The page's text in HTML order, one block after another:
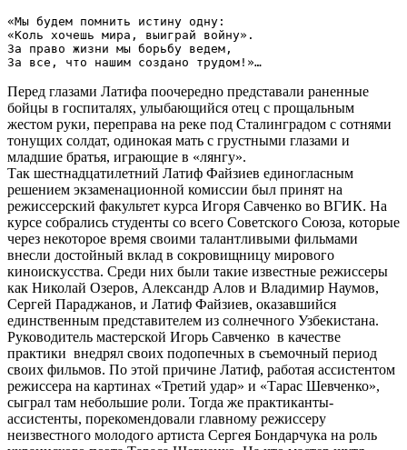
«Мы будем помнить истину одну:
«Коль хочешь мира, выиграй войну».
За право жизни мы борьбу ведем,
Перед глазами Латифа поочередно представали раненные
бойцы в госпиталях, улыбающийся отец с прощальным
жестом руки, переправа на реке под Сталинградом с сотнями
тонущих солдат, одинокая мать с грустными глазами и
младшие братья, играющие в «лянгу».
Так шестнадцатилетний Латиф Файзиев единогласным
решением экзаменационной комиссии был принят на
режиссерский факультет курса Игоря Савченко во ВГИК. На
курсе собрались студенты со всего Советского Союза, которые
через некоторое время своими талантливыми фильмами
внесли достойный вклад в сокровищницу мирового
киноискусства. Среди них были такие известные режиссеры
как Николай Озеров, Александр Алов и Владимир Наумов,
Сергей Параджанов, и Латиф Файзиев, оказавшийся
единственным представителем из солнечного Узбекистана.
Руководитель мастерской Игорь Савченко в качестве
практики внедрял своих подопечных в съемочный период
своих фильмов. По этой причине Латиф, работая ассистентом
режиссера на картинах «Третий удар» и «Тарас Шевченко»,
сыграл там небольшие роли. Тогда же практиканты-
ассистенты, порекомендовали главному режиссеру
неизвестного молодого артиста Сергея Бондарчука на роль